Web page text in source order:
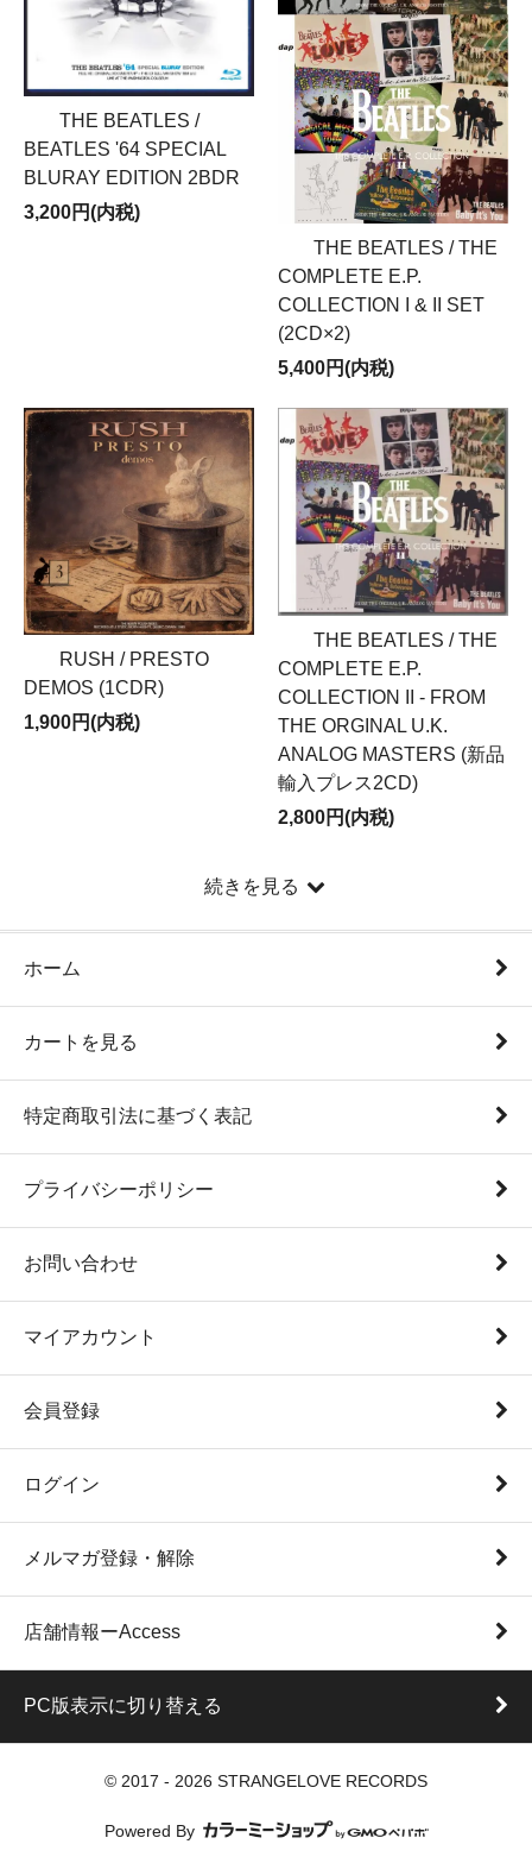
THE BEATLES /
BEATLES '64 SPECIAL
BLURAY EDITION 2BDR
3,200円(内税)
THE BEATLES / THE
COMPLETE E.P.
COLLECTION I & II SET
(2CD×2)
5,400円(内税)
RUSH / PRESTO
DEMOS (1CDR)
1,900円(内税)
THE BEATLES / THE
COMPLETE E.P.
COLLECTION II - FROM
THE ORGINAL U.K.
ANALOG MASTERS (新品
輸入プレス2CD)
2,800円(内税)
続きを見る
ホーム
カートを見る
特定商取引法に基づく表記
プライバシーポリシー
お問い合わせ
マイアカウント
会員登録
ログイン
メルマガ登録・解除
店舗情報ーAccess
PC版表示に切り替える
© 2017 - 2026 STRANGELOVE RECORDS
Powered By